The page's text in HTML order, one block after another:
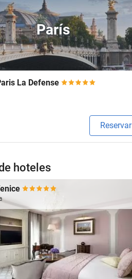
París
La Defense
Reservar
hoteles